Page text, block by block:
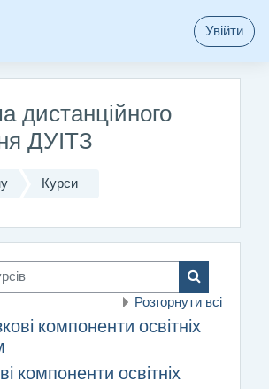
Увійти
дистанційного
ДУІТЗ
Курси
Пошук
Розгорнути всі
компоненти освітніх
компоненти освітніх